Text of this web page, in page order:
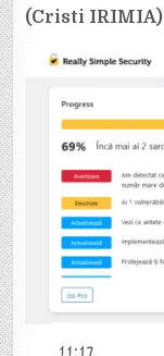
(Cristi IRIMIA)